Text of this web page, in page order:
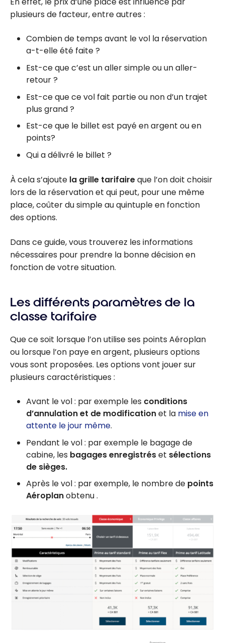
plusieurs de facteur, entre autres :
Combien de temps avant le vol la réservation
a-t-elle été faite ?
Est-ce que c’est un aller simple ou un aller-
retour ?
Est-ce que ce vol fait partie ou non d’un trajet
plus grand ?
Est-ce que le billet est payé en argent ou en
points?
Qui a délivré le billet ?
À cela s’ajoute la grille tarifaireque l’on doit choisir
lors de la réservation et qui peut, pour une même
place, coûter du simple au quintuple en fonction
des options.
Dans ce guide, vous trouverez les informations
nécessaires pour prendre la bonne décision en
fonction de votre situation.
Les différents paramètres de la
classe tarifaire
Que ce soit lorsque l’on utilise ses points Aéroplan
ou lorsque l’on paye en argent, plusieurs options
vous sont proposées. Les options vont jouer sur
plusieurs caractéristiques :
Avant le vol : par exemple les conditions
d’annulation et de modificationet la mise en
attente le jour même.
Pendant le vol : par exemple le bagage de
cabine, les bagages enregistréset sélections
de sièges.
Après le vol : par exemple, le nombre de points
Aéroplanobtenu .